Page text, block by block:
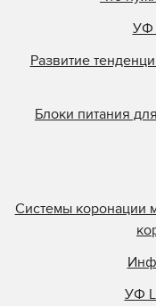
УФ
Развитие
Блоки питания
Системы коронации
УФ